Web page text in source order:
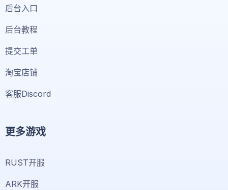
后台入口
后台教程
提交工单
淘宝店铺
客服Discord
更多游戏
RUST开服
ARK开服